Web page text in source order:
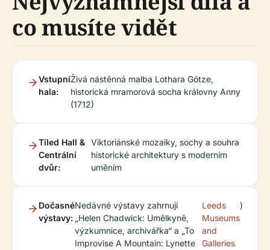
co musíte vidět
Vstupní
hala:
Živá nástěnná malba Lothara Götze,
historická mramorová socha královny Anny
(1712)
Tiled Hall &
Centrální
dvůr:
Viktoriánské mozaiky, sochy a souhra
historické architektury s moderním
uměním
Dočasné
výstavy:
Nedávné výstavy zahrnují
„Helen Chadwick: Umělkyně,
výzkumnice, archivářka“ a „To
Improvise A Mountain: Lynette
Leeds
Museums
and
Galleries
)